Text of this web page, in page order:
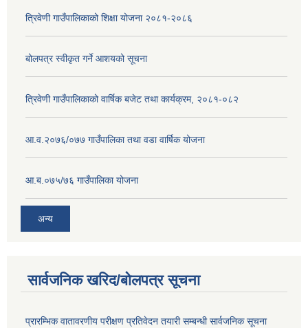
त्रिवेणी गाउँपालिकाको शिक्षा योजना २०८१-२०८६
बोलपत्र स्वीकृत गर्ने आशयको सूचना
त्रिवेणी गाउँपालिकाको वार्षिक बजेट तथा कार्यक्रम, २०८१-०८२
आ.व.२०७६/०७७ गाउँपालिका तथा वडा वार्षिक योजना
आ.ब.०७५/७६ गाउँपालिका योजना
अन्य
सार्वजनिक खरिद/बोलपत्र सूचना
प्रारम्भिक वातावरणीय परीक्षण प्रतिवेदन तयारी सम्बन्धी सार्वजनिक सूचना